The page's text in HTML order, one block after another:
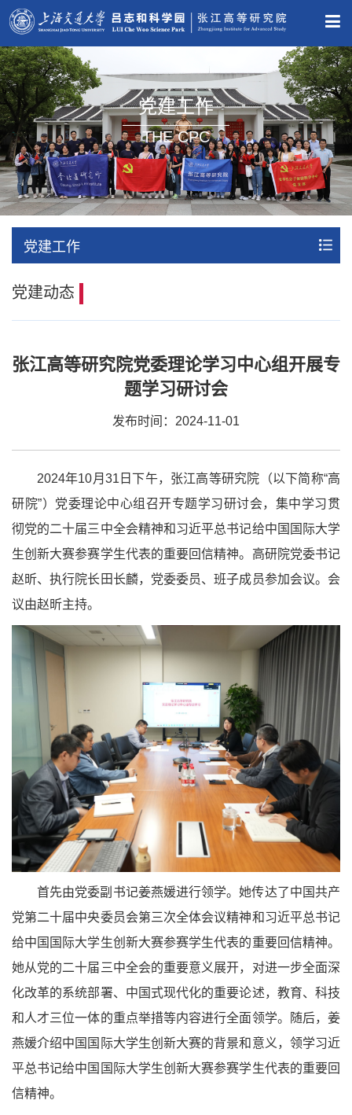
党建工作
THE CPC
党建工作
党建动态
张江高等研究院党委理论学习中心组开展专
题学习研讨会
发布时间：2024-11-01
2024年10月31日下午，张江高等研究院（以下简称“高
研院”）党委理论中心组召开专题学习研讨会，集中学习贯
彻党的二十届三中全会精神和习近平总书记给中国国际大学
生创新大赛参赛学生代表的重要回信精神。高研院党委书记
赵昕、执行院长田长麟，党委委员、班子成员参加会议。会
议由赵昕主持。
首先由党委副书记姜燕媛进行领学。她传达了中国共产
党第二十届中央委员会第三次全体会议精神和习近平总书记
给中国国际大学生创新大赛参赛学生代表的重要回信精神。
她从党的二十届三中全会的重要意义展开，对进一步全面深
化改革的系统部署、中国式现代化的重要论述，教育、科技
和人才三位一体的重点举措等内容进行全面领学。随后，姜
燕媛介绍中国国际大学生创新大赛的背景和意义，领学习近
平总书记给中国国际大学生创新大赛参赛学生代表的重要回
信精神。